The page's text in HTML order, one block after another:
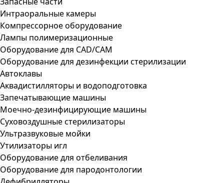
Интраоральные камеры
Компрессорное оборудование
Лампы полимеризационные
Оборудование для CAD/CAM
Оборудование для дезинфекции стерилизации
Автоклавы
Аквадистилляторы и водоподготовка
Запечатывающие машины
Моечно-дезинфицирующие машины
Суховоздушные стерилизаторы
Ультразвуковые мойки
Утилизаторы игл
Оборудование для отбеливания
Оборудование для пародонтологии